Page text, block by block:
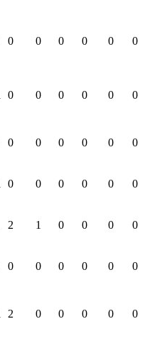
0 0 0 0 0 0
0 0 0 0 0 0
0 0 0 0 0 0
0 0 0 0 0 0
2 1 0 0 0 0
0 0 0 0 0 0
2 0 0 0 0 0